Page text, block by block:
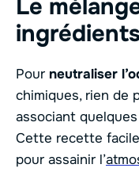
Le
Pour neutraliser
chimiques, rien de
associant
Cette recette
pour assainir l’